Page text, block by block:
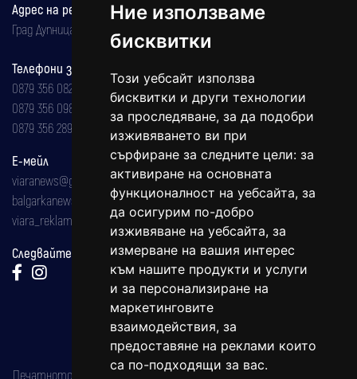
Ние използваме
бисквитки
Този уебсайт използва
бисквитки и други технологии
за проследяване, за да подобри
изживяването ви при
сърфиране за следните цели: за
активиране на основната
функционалност на уебсайта, за
да осигурим по-добро
изживяване на уебсайта, за
измерване на вашия интерес
към нашите продукти и услуги
и за персонализиране на
маркетинговите
взаимодействия, за
предоставяне на реклами които
са по-подходящи за вас.
Адрес на редакцията
Град Дупница, ул.''Христо Ботев" 43
Телефони за реклама и абонаменти
0879 356 082
0879 356 098
0879 356 289
Е-мейл
viaranews@gmail.com
balgarkanews@gmail.com
viara_reklama@mail.bg
Следвайте ни:
Печатното издание на вестника е регистрирано в националния